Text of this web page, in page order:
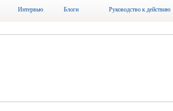
Интервью Блоги Руководство к действию